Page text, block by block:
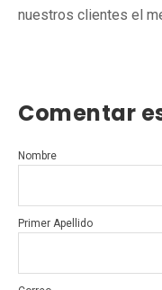
nuestros clientes el
Comentar
Nombre
Primer Apellido